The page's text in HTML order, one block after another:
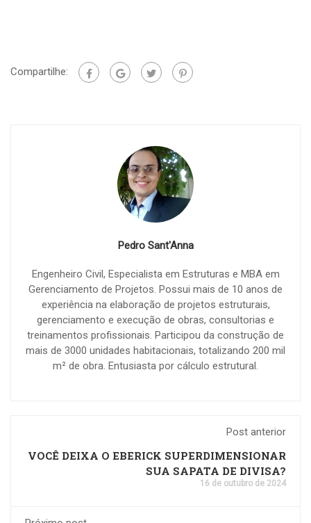
Compartilhe:
Pedro Sant'Anna
Engenheiro Civil, Especialista em Estruturas e MBA em
Gerenciamento de Projetos. Possui mais de 10 anos de
experiência na elaboração de projetos estruturais,
gerenciamento e execução de obras, consultorias e
treinamentos profissionais. Participou da construção de
mais de 3000 unidades habitacionais, totalizando 200 mil
m² de obra. Entusiasta por cálculo estrutural.
Post anterior
VOCÊ DEIXA O EBERICK SUPERDIMENSIONAR
SUA SAPATA DE DIVISA?
16 de outubro de 2024